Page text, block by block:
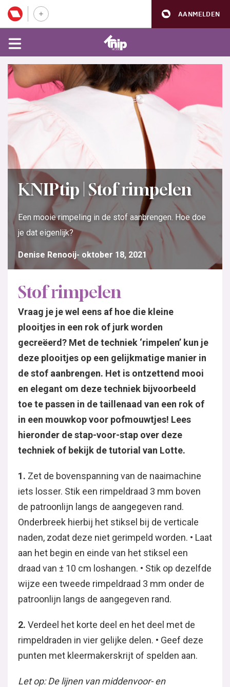
AANMELDEN
KNIPtip | Stof rimpelen
Een mooie rimpeling in de stof aanbrengen. Hoe doe
je dat eigenlijk?
Denise Renooij oktober 18, 2021
Stof rimpelen
Vraag je je wel eens af hoe die kleine
plooitjes in een rok of jurk worden
gecreëerd? Met de techniek ‘rimpelen’ kun je
deze plooitjes op een gelijkmatige manier in
de stof aanbrengen. Het is ontzettend mooi
en elegant om deze techniek bijvoorbeeld
toe te passen in de taillenaad van een rok of
in een mouwkop voor pofmouwtjes! Lees
hieronder de stap-voor-stap over deze
techniek of bekijk de tutorial van Lotte.
1. Zet de bovenspanning van de naai­machine
iets losser. Stik een rimpeldraad 3 mm boven
de patroonlijn langs de aangegeven rand.
Onderbreek hierbij het stiksel bij de verticale
naden, zodat deze niet gerimpeld worden. • Laat
aan het begin en einde van het stiksel een
draad van ± 10 cm loshangen. • Stik op dezelfde
wijze een tweede rimpeldraad 3 mm onder de
patroonlijn langs de aangegeven rand.
2. Verdeel het korte deel en het deel met de
rimpeldraden in vier gelijke delen. • Geef deze
punten met kleermakerskrijt of spelden aan.
Let op: De lijnen van middenvoor- en